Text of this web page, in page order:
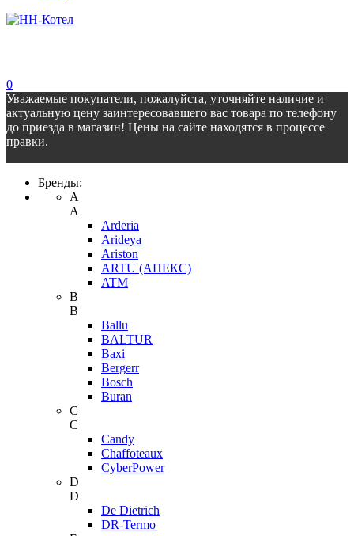
0
Уважаемые покупатели, пожалуйста, уточняйте наличие и
актуальную цену заинтересовавшего вас товара по телефону
до приезда в магазин! Цены на сайте находятся в процессе
правки.
Бренды:
A
A
Arderia
Arideya
Ariston
ARTU (АПЕКС)
ATM
B
B
Ballu
BALTUR
Baxi
Bergerr
Bosch
Buran
C
C
Candy
Chaffoteaux
CyberPower
D
D
De Dietrich
DR-Termo